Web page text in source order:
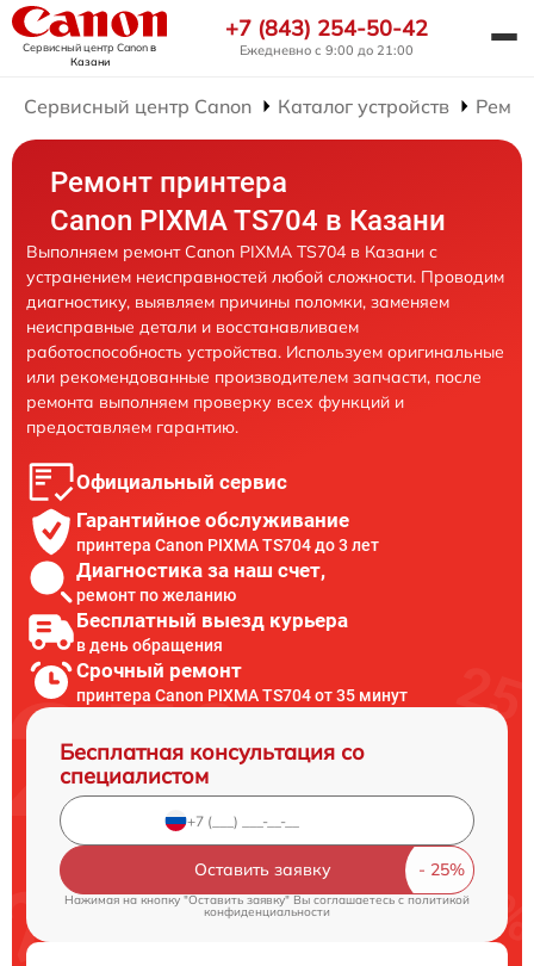
Сервисный центр Canonв
Казани
+7 (843) 254-50-42
Ежедневно с 9:00 до 21:00
Сервисный центр Canon Каталог устройств
Ремонт принтера
Canon PIXMA TS704 в Казани
Выполняем ремонт Canon PIXMA TS704 в Казани с
устранением неисправностей любой сложности. Проводим
диагностику, выявляем причины поломки, заменяем
неисправные детали и восстанавливаем
работоспособность устройства. Используем оригинальные
или рекомендованные производителем запчасти, после
ремонта выполняем проверку всех функций и
предоставляем гарантию.
Официальный сервис
Гарантийное обслуживание
принтера Canon PIXMA TS704 до 3 лет
Диагностика за наш счет,
ремонт по желанию
Бесплатный выезд курьера
в день обращения
Срочный ремонт
принтера Canon PIXMA TS704 от 35 минут
Бесплатная консультация со
специалистом
Оставить заявку
Нажимая на кнопку "Оставить заявку" Вы соглашаетесь cполитикой
конфиденциальности